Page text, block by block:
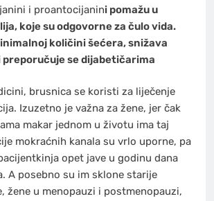
i proantocijanini pomažu u
koje su odgovorne za čulo vida.
količini šećera, snižava
preporučuje se dijabetičarima
brusnica se koristi za liječenje
Izuzetno je važna za žene, jer čak
makar jednom u životu ima taj
mokraćnih kanala su vrlo uporne, pa
opet jave u godinu dana
A posebno su im sklone starije
žene u menopauzi i postmenopauzi,